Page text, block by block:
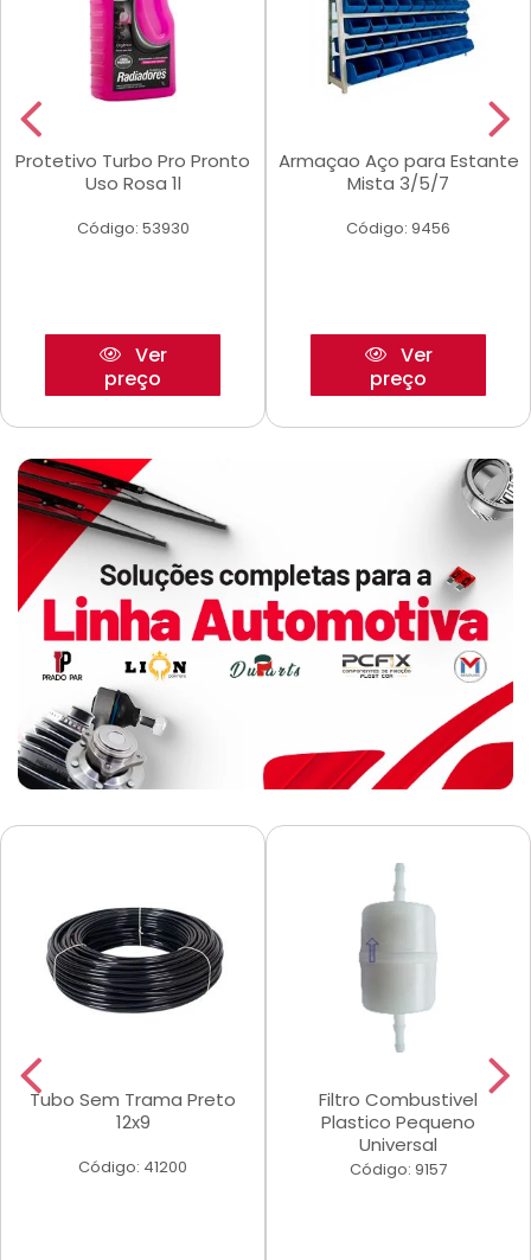
Protetivo Turbo Pro Pronto
Uso Rosa 1l
Código: 53930
Ver
preço
Armaçao Aço para Estante
Mista 3/5/7
Código: 9456
Ver
preço
Tubo Sem Trama Preto
12x9
Código: 41200
Filtro Combustivel
Plastico Pequeno
Universal
Código: 9157